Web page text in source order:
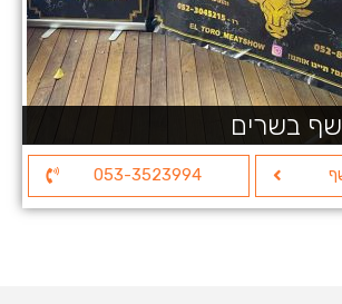
בשרים
053-3523994